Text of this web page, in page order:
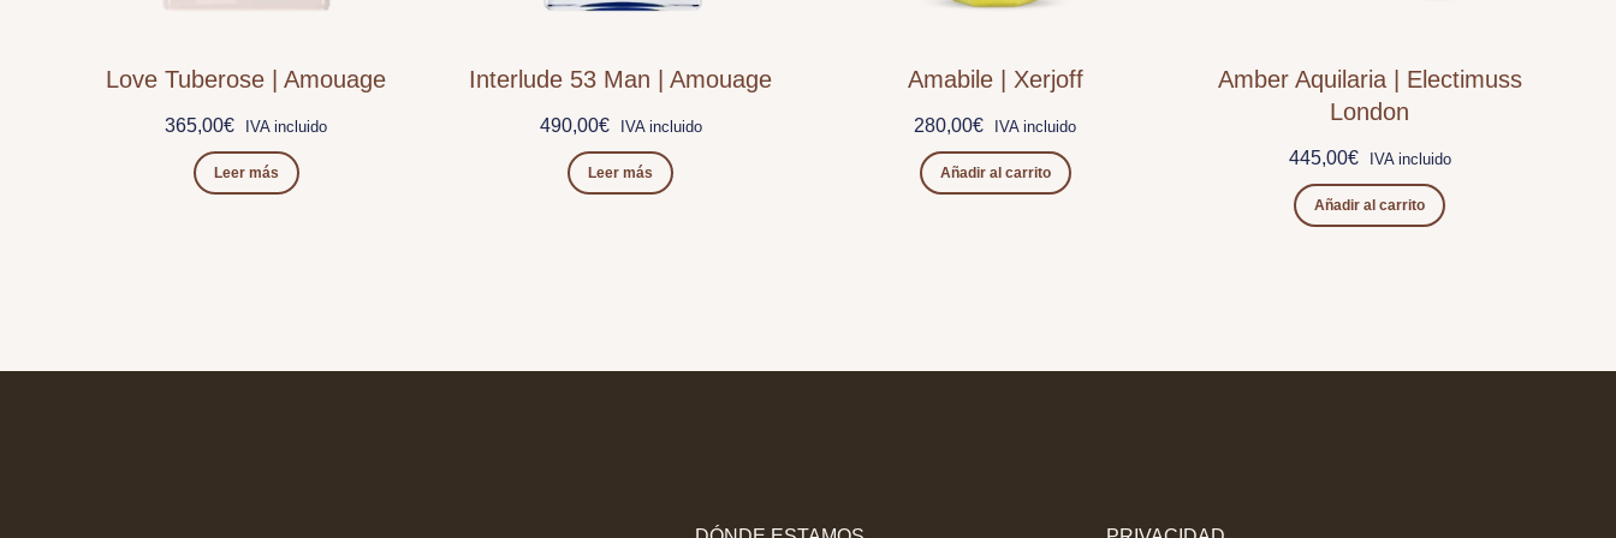
Love Tuberose | Amouage
365,00€ IVA incluido
Leer más
Interlude 53 Man | Amouage
490,00€ IVA incluido
Leer más
Amabile | Xerjoff
280,00€ IVA incluido
Añadir al carrito
Amber Aquilaria | Electimuss
London
445,00€ IVA incluido
Añadir al carrito